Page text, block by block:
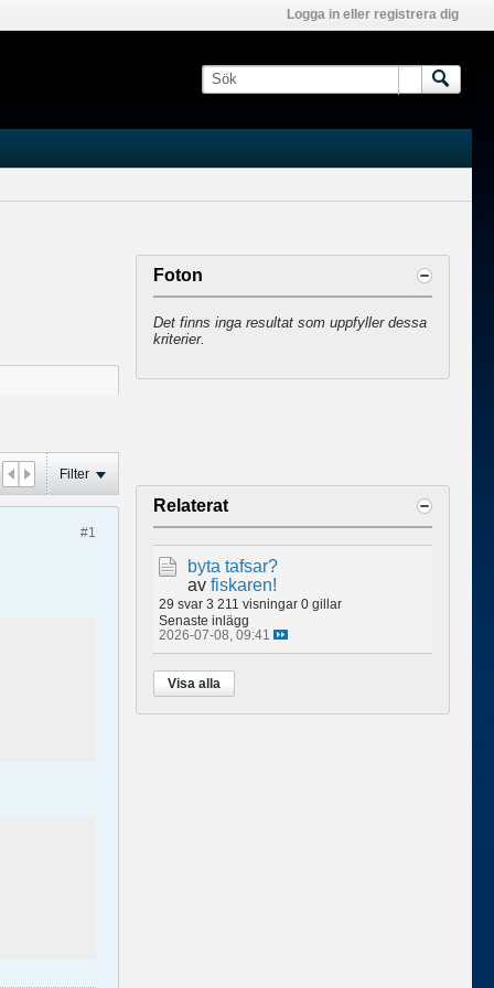
Logga in eller registrera dig
Filter
#1
Foton
Det finns inga resultat som uppfyller dessa
kriterier.
Relaterat
byta tafsar?
av fiskaren!
29 svar 3 211 visningar 0 gillar
Senaste inlägg
2026-07-08, 09:41
Visa alla